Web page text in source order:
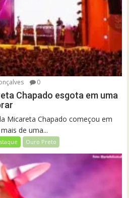
0
Chapado esgota em uma
Micareta Chapado começou em
de uma...
Ouro Preto